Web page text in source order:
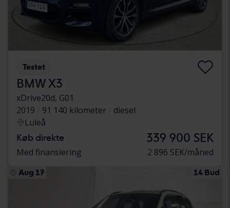
Testet
BMW X3
xDrive20d, G01
2019
91 140 kilometer
diesel
Luleå
Køb direkte 339 900 SEK
Med finansiering 2 896 SEK/måned
Aug 17 14 Bud